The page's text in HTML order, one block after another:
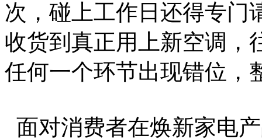
次，碰上工作日还得专门
收货到真正用上新空调，
任何一个环节出现错位，
面对消费者在焕新家电